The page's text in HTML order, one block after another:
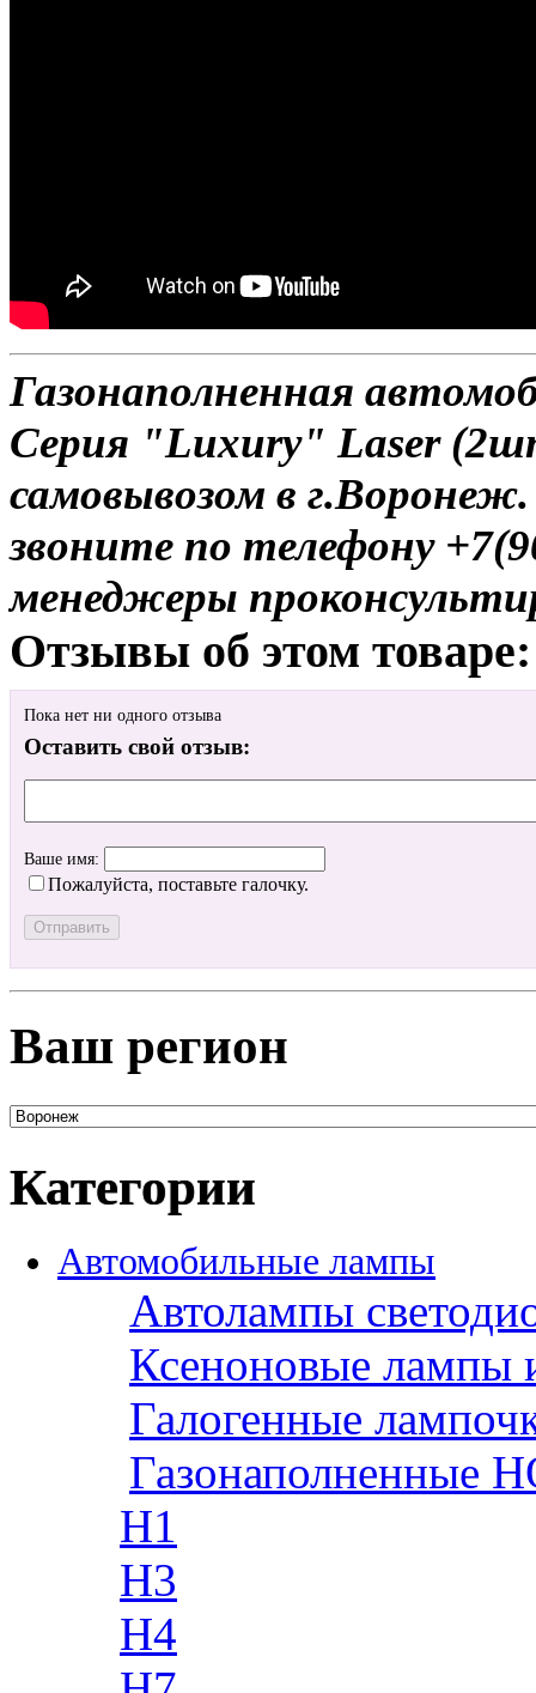
Газонаполненная
Серия "Luxury" Laser
самовывозом в
звоните по телефону
менеджеры
Отзывы об этом товаре:
Пока нет ни одного отзыва
Оставить свой отзыв:
Ваше имя:
Пожалуйста, поставьте галочку.
Ваш регион
Категории
Автомобильные лампы
Автолампы
Ксеноновые лампы
Галогенные
Газонаполненные
H1
H3
H4